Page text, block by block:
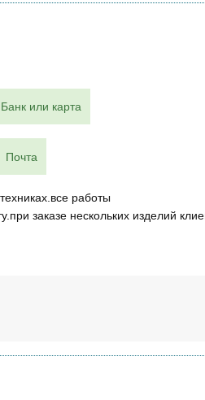
Банк или карта
Почта
работы
заказе нескольких изделий